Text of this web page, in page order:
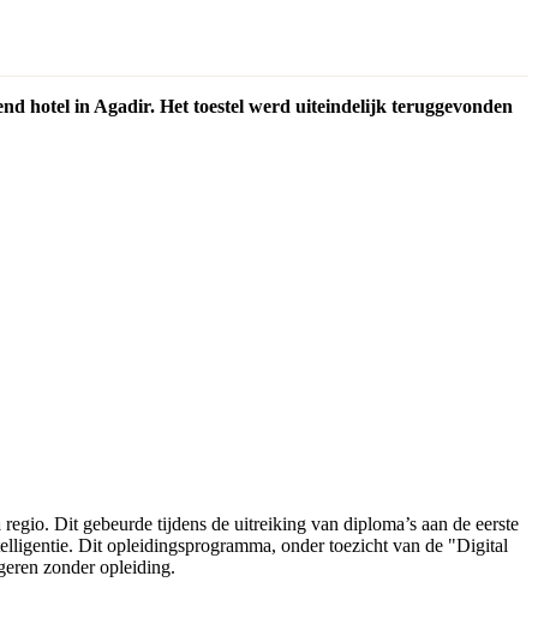
hotel in Agadir. Het toestel werd uiteindelijk teruggevonden
Dit gebeurde tijdens de uitreiking van diploma’s aan de eerste
Dit opleidingsprogramma, onder toezicht van de "Digital
zonder opleiding.